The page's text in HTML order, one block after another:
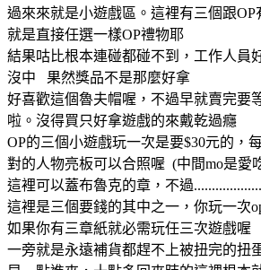
過來來就是小遊戲區。這裡有三個跟OP
就是直接任選一樣OP禮物耶
結果咕比根本連碰都碰不到，工作人員
沒中 果然獎品不是那麼好拿
好喜歡這個魯夫帽喔，不過早就賣完要
啦。沒得買只好拿遊戲的來戴乾過癮
OP的三個小遊戲玩一次是要$30元的，
對的人物亮板可以合照喔 (中間mo是愛
這裡可以蓋布魯克的章，不過
這裡是三個要錢的其中之一，你玩一次
如果你有三章紙就必需玩任三次遊戲喔
一旁就是永遠補貨都趕不上被扭完的扭